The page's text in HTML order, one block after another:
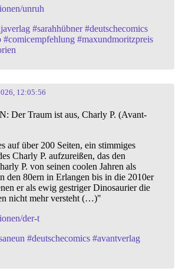
unruh
#sarahhübner #deutschecomics
#comicempfehlung #maxundmoritzpreis
12:05:56
Der Traum ist aus, Charly P. (Avant-
auf über 200 Seiten, ein stimmiges
Charly P. aufzureißen, das den
P. von seinen coolen Jahren als
den 80ern in Erlangen bis in die 2010er
er als ewig gestriger Dinosaurier die
nicht mehr versteht (…)"
der-t
#deutschecomics #avantverlag